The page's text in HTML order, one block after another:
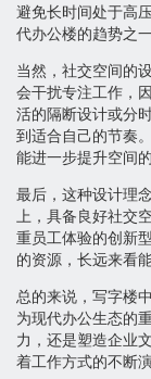
避免长时间处于高
代办公楼的趋势之一
当然，社交空间的
会干扰专注工作，
活的隔断设计或分
到适合自己的节奏
能进一步提升空间的
最后，这种设计理
上，具备良好社交
重员工体验的创新
的资源，长远来看
总的来说，写字楼
为现代办公生态的
力，还是塑造企业
着工作方式的不断